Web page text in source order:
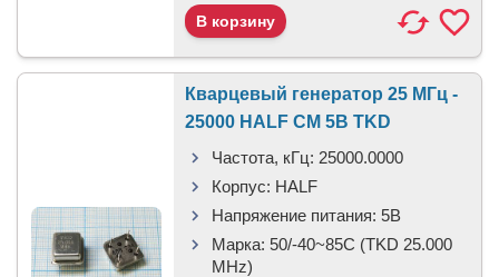
Кварцевый генератор 25 МГц -
25000 HALF CM 5В TKD
Частота, кГц: 25000.0000
Корпус: HALF
Напряжение питания: 5В
Марка: 50/-40~85C (TKD 25.000
MHz)